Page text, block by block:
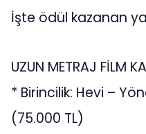
İşte ödül kazanan
UZUN METRAJ FİLM
* Birincilik: Hevi –
(75.000 TL)